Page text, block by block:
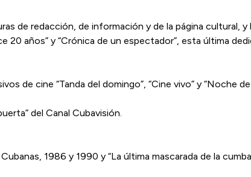
de redacción, de información y de la página cultural,
20 años” y “Crónica de un espectador”, esta última
de cine “Tanda del domingo”, “Cine vivo” y “Noche de
del Canal Cubavisión.
1986 y 1990 y “La última mascarada de la